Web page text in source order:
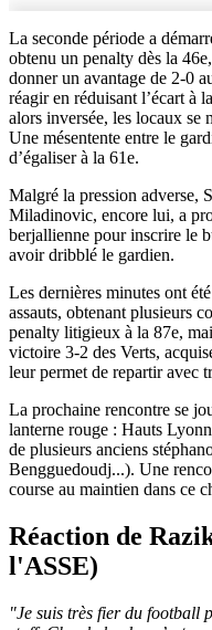
La seconde période a
obtenu un penalty dès la
donner un avantage de 2-0
réagir en réduisant l’écart à
alors inversée, les locaux se
Une mésentente entre le
d’égaliser à la 61e.
Malgré la pression adverse,
Miladinovic, encore lui, a
berjallienne pour inscrire le
avoir dribblé le gardien.
Les dernières minutes ont
assauts, obtenant plusieurs
penalty litigieux à la 87e,
victoire 3-2 des Verts,
leur permet de repartir avec
La prochaine rencontre se
lanterne rouge : Hauts
de plusieurs anciens
Bengguedoudj...). Une
course au maintien dans ce
Réaction de
l'ASSE)
"Je suis très fier du football